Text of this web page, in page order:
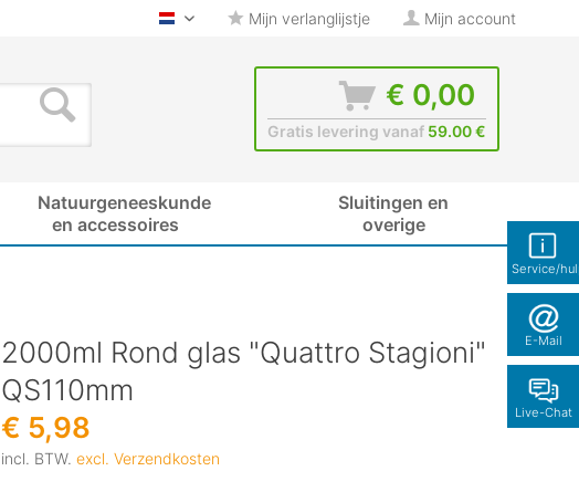
Service/
E-Mail
Live-Chat
glas-shop.be - Nederlands
Mijn verlanglijstje Mijn account
€ 0,00
Gratis levering vanaf 59.00 €
Natuurgeneeskunde
en accessoires
Sluitingen en
overige
2000ml Rond glas "Quattro Stagioni"
QS110mm
€ 5,98
incl. BTW. excl. Verzendkosten